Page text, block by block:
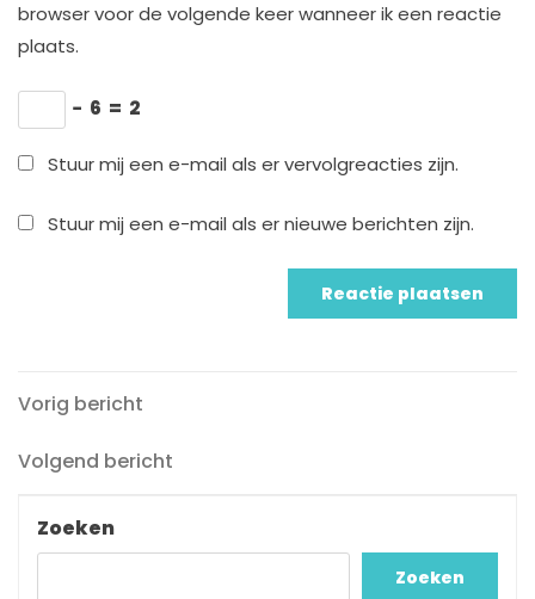
browser voor de volgende keer wanneer ik een reactie
plaats.
− 6 = 2
Stuur mij een e-mail als er vervolgreacties zijn.
Stuur mij een e-mail als er nieuwe berichten zijn.
Berichtnavigatie
Vorig
Vorig bericht
Volgend
Volgend bericht
Zoeken
Zoeken